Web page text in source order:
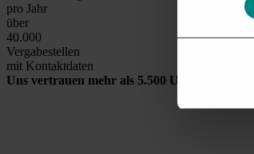
pro Jahr
über
40.000
Vergabestellen
mit Kontaktdaten
Uns vertrauen mehr als 5.500 Unternehmen